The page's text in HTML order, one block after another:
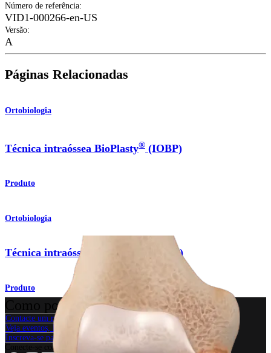
Número de referência:
VID1-000266-en-US
Versão:
A
Páginas Relacionadas
Ortobiologia
Técnica intraóssea BioPlasty® (IOBP)
Produto
Ortobiologia
Técnica intraóssea BioPlasty® (IOBP)
Produto
Como podemos ajudar?
Contacte um representante
Veja eventos, laboratórios e oportunidades educacionais
Inscreva-se para receber: O que há de novo na Arthrex?
Conecte-se conosco